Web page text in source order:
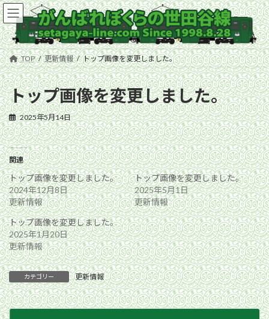
コ
ン
テ
ン
ツ
へ
ス
キ
ッ
プ
ナ
ビ
ゲ
ー
シ
ョ
ン
に
移
動
TOP 更新情報 トップ画像を変更しました。
トップ画像を変更しました。
2025年5月14日
関連
トップ画像を変更しました。
2024年12月8日
更新情報
トップ画像を変更しました。
2025年5月1日
更新情報
トップ画像を変更しました。
2025年1月20日
更新情報
カテゴリー 更新情報